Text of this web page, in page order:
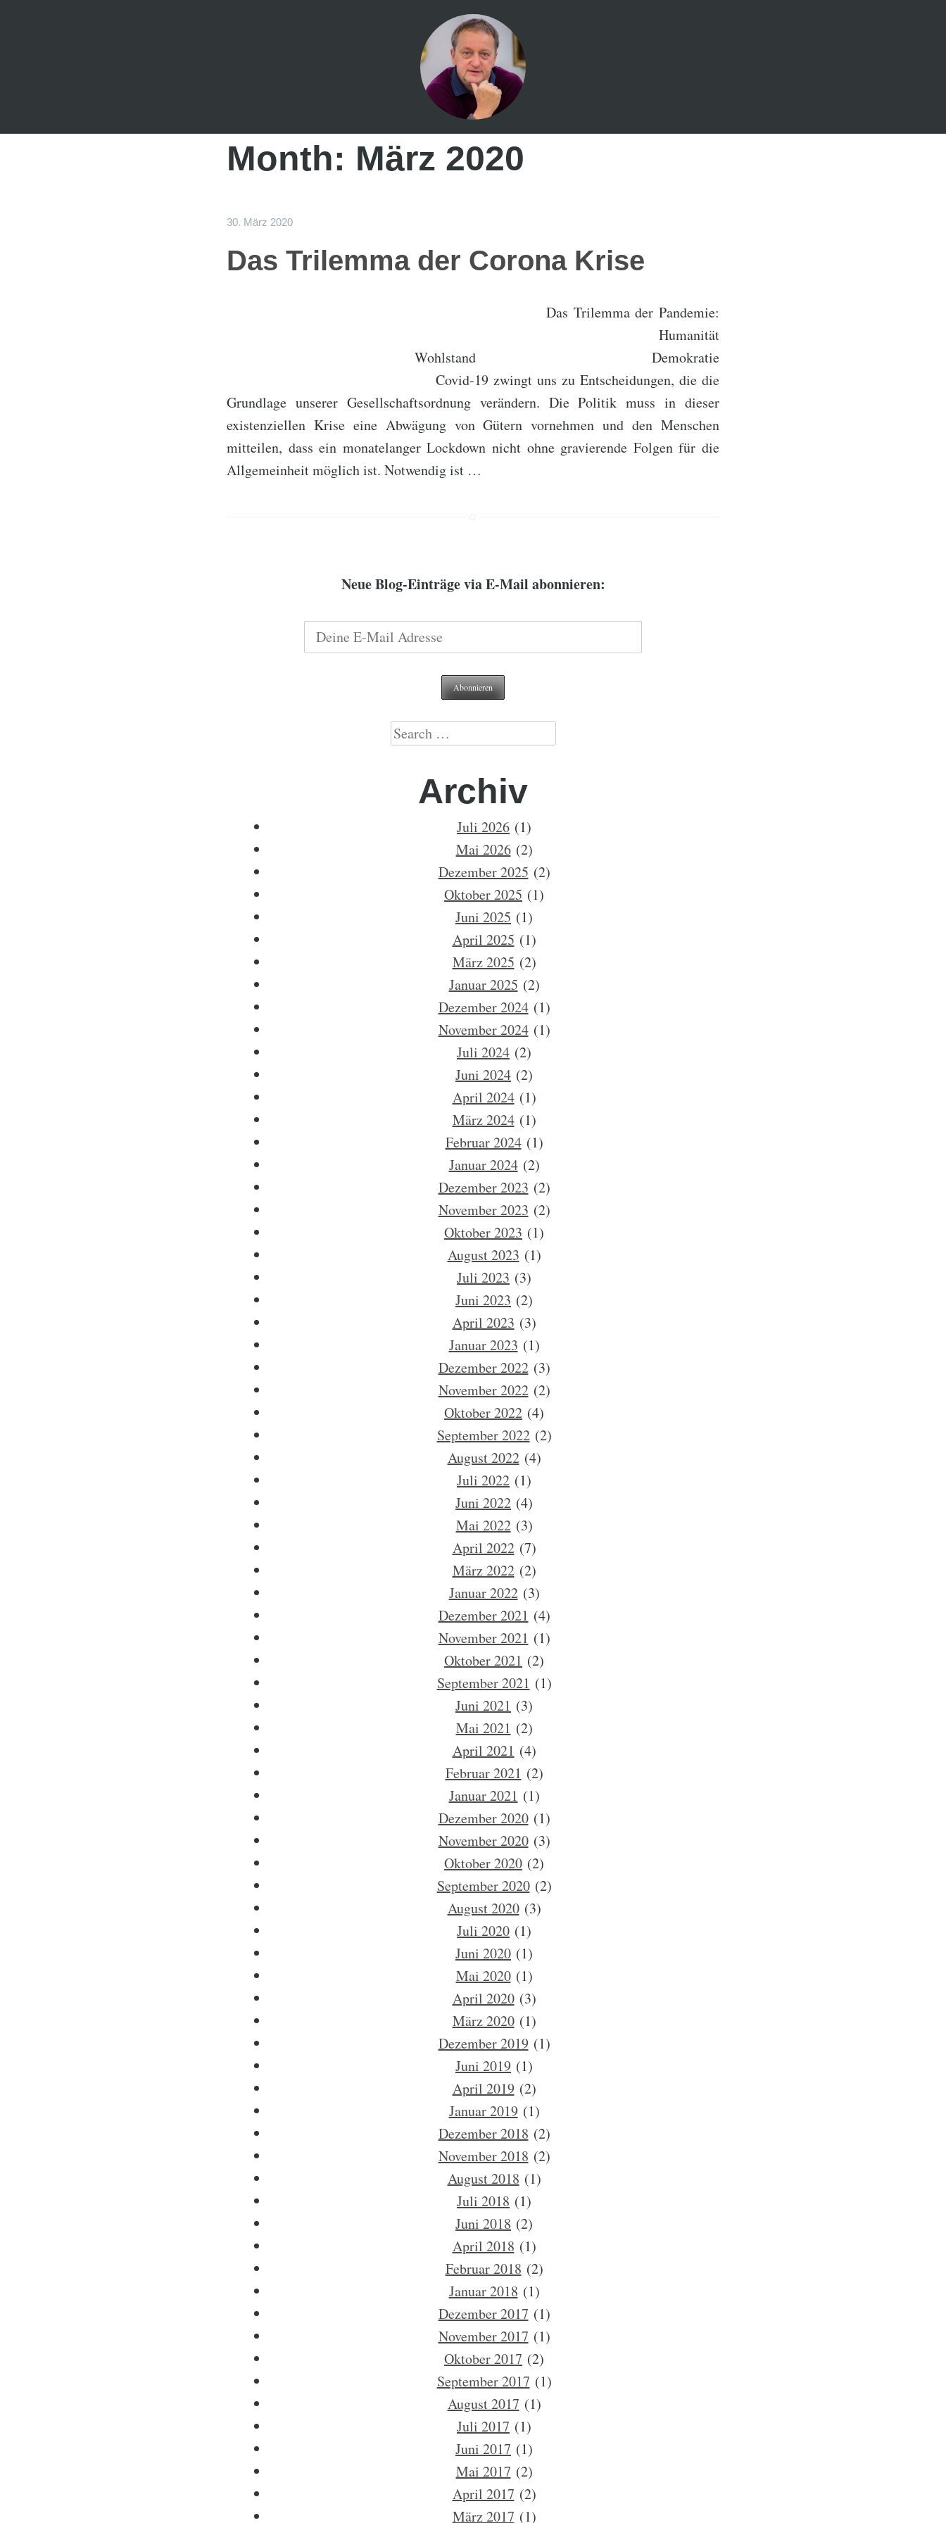
Month: März 2020
30. März 2020
Das Trilemma der Corona Krise
Das Trilemma der Pandemie:
Humanität
Wohlstand Demokratie
Covid-19 zwingt uns zu Entscheidungen, die die
Grundlage unserer Gesellschaftsordnung verändern. Die Politik muss in dieser
existenziellen Krise eine Abwägung von Gütern vornehmen und den Menschen
mitteilen, dass ein monatelanger Lockdown nicht ohne gravierende Folgen für die
Allgemeinheit möglich ist. Notwendig ist …
Neue Blog-Einträge via E-Mail abonnieren:
Search
Archiv
Juli 2026 (1)
Mai 2026(2)
Dezember 2025 (2)
Oktober 2025 (1)
Juni 2025 (1)
April 2025 (1)
März 2025 (2)
Januar 2025 (2)
Dezember 2024(1)
November 2024(1)
Juli 2024 (2)
Juni 2024 (2)
April 2024(1)
März 2024(1)
Februar 2024(1)
Januar 2024(2)
Dezember 2023 (2)
November 2023 (2)
Oktober 2023 (1)
August 2023 (1)
Juli 2023 (3)
Juni 2023 (2)
April 2023 (3)
Januar 2023 (1)
Dezember 2022(3)
November 2022(2)
Oktober 2022 (4)
September 2022(2)
August 2022(4)
Juli 2022 (1)
Juni 2022 (4)
Mai 2022(3)
April 2022(7)
März 2022(2)
Januar 2022(3)
Dezember 2021 (4)
November 2021 (1)
Oktober 2021 (2)
September 2021 (1)
Juni 2021 (3)
Mai 2021 (2)
April 2021 (4)
Februar 2021 (2)
Januar 2021 (1)
Dezember 2020(1)
November 2020(3)
Oktober 2020 (2)
September 2020(2)
August 2020(3)
Juli 2020 (1)
Juni 2020 (1)
Mai 2020(1)
April 2020(3)
März 2020(1)
Dezember 2019 (1)
Juni 2019 (1)
April 2019 (2)
Januar 2019 (1)
Dezember 2018 (2)
November 2018 (2)
August 2018 (1)
Juli 2018 (1)
Juni 2018 (2)
April 2018 (1)
Februar 2018 (2)
Januar 2018 (1)
Dezember 2017 (1)
November 2017 (1)
Oktober 2017 (2)
September 2017 (1)
August 2017 (1)
Juli 2017 (1)
Juni 2017 (1)
Mai 2017 (2)
April 2017 (2)
März 2017 (1)